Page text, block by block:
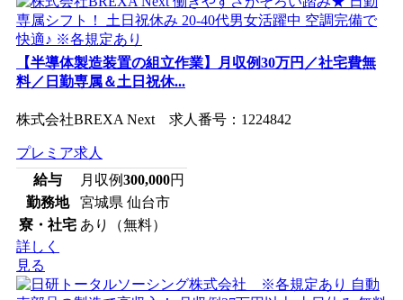
【半導体製造装置の組立作業】月収例30万円／社宅費無
料／日勤専属＆土日祝休...
株式会社BREXA Next 求人番号：1224842
プレミア求人
給与
月収例300,000円
勤務地
宮城県 仙台市
寮・社宅 あり（無料）
詳しく
見る